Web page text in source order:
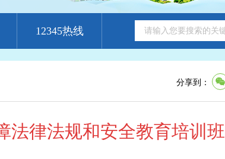
12345热线
分享到：
法律法规和安全教育培训班